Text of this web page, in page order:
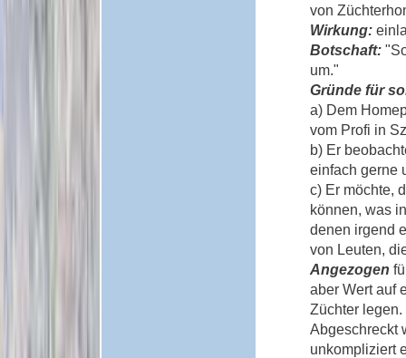
von
Wirkung:
Botschaft:
um."
Gründe für
a) Dem
vom Profi in
b) Er
einfach gerne
c) Er möchte,
können, was
denen irgend
von Leuten,
Angezogen
aber Wert auf
Züchter legen.
Abgeschreckt
unkompliziert